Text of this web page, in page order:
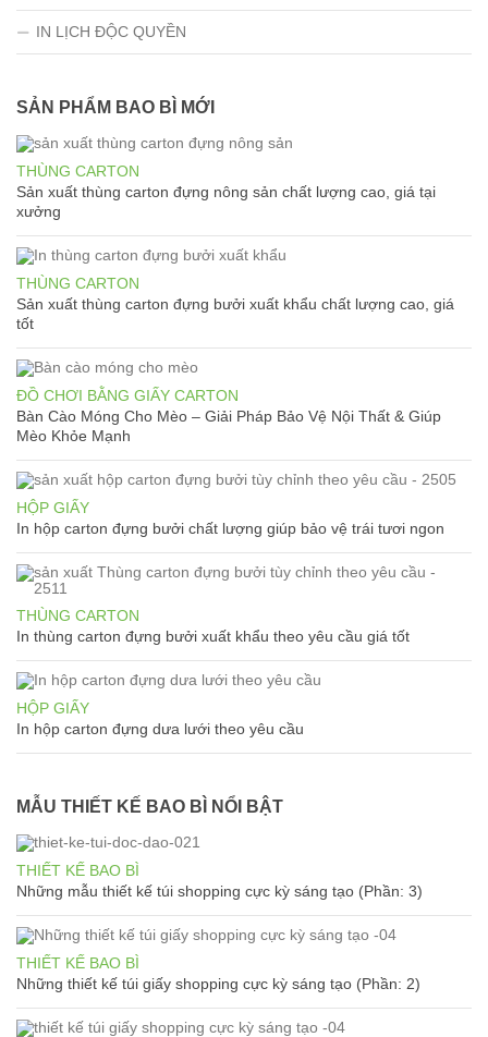
IN LỊCH ĐỘC QUYỀN
SẢN PHẨM BAO BÌ MỚI
THÙNG CARTON
Sản xuất thùng carton đựng nông sản chất lượng cao, giá tại
xưởng
THÙNG CARTON
Sản xuất thùng carton đựng bưởi xuất khẩu chất lượng cao, giá
tốt
ĐỒ CHƠI BẰNG GIẤY CARTON
Bàn Cào Móng Cho Mèo – Giải Pháp Bảo Vệ Nội Thất & Giúp
Mèo Khỏe Mạnh
HỘP GIẤY
In hộp carton đựng bưởi chất lượng giúp bảo vệ trái tươi ngon
THÙNG CARTON
In thùng carton đựng bưởi xuất khẩu theo yêu cầu giá tốt
HỘP GIẤY
In hộp carton đựng dưa lưới theo yêu cầu
MẪU THIẾT KẾ BAO BÌ NỔI BẬT
THIẾT KẾ BAO BÌ
Những mẫu thiết kế túi shopping cực kỳ sáng tạo (Phần: 3)
THIẾT KẾ BAO BÌ
Những thiết kế túi giấy shopping cực kỳ sáng tạo (Phần: 2)